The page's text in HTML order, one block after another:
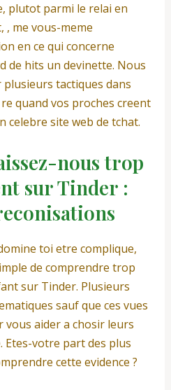
plutot parmi le relai en
, me vous-meme
en ce qui concerne
de hits un devinette. Nous
tactiques dans
quand vos proches creent
celebre site web de tchat.
nous trop
sur Tinder :
toi etre complique,
de comprendre trop
sur Tinder. Plusieurs
sauf que ces vues
aider a chosir leurs
Etes-votre part des plus
cette evidence ?